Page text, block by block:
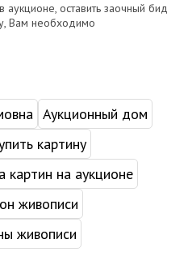
аукционе, оставить заочный бид
Вам необходимо
Аукционный дом
картину
картин на аукционе
живописи
живописи